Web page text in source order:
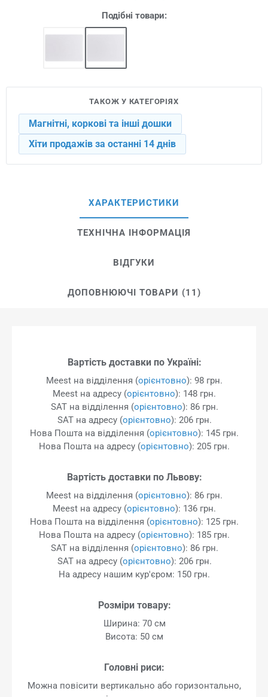
Подібні товари:
ТАКОЖ У КАТЕГОРІЯХ
Магнітні, коркові та інші дошки
Хіти продажів за останні 14 днів
ХАРАКТЕРИСТИКИ
ТЕХНІЧНА ІНФОРМАЦІЯ
ВІДГУКИ
ДОПОВНЮЮЧІ ТОВАРИ (11)
Вартість доставки по Україні:
Meest на відділення (орієнтовно): 98 грн.
Meest на адресу (орієнтовно): 148 грн.
SAT на відділення (орієнтовно): 86 грн.
SAT на адресу (орієнтовно): 206 грн.
Нова Пошта на відділення (орієнтовно): 145 грн.
Нова Пошта на адресу (орієнтовно): 205 грн.
Вартість доставки по Львову:
Meest на відділення (орієнтовно): 86 грн.
Meest на адресу (орієнтовно): 136 грн.
Нова Пошта на відділення (орієнтовно): 125 грн.
Нова Пошта на адресу (орієнтовно): 185 грн.
SAT на відділення (орієнтовно): 86 грн.
SAT на адресу (орієнтовно): 206 грн.
На адресу нашим кур'єром: 150 грн.
Розміри товару:
Ширина: 70 см
Висота: 50 см
Головні риси:
Можна повісити вертикально або горизонтально,